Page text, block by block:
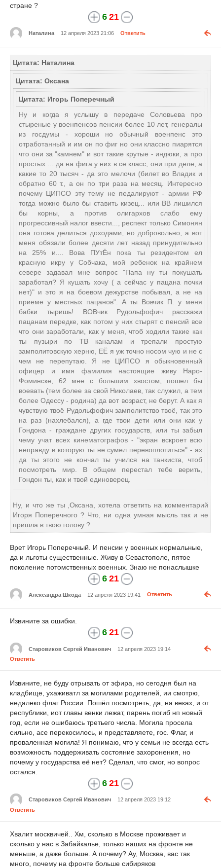
стране ?
6 21
Наталина 12 апреля 2023 21:06 Ответить
Цитата: Наталина
Цитата: Оксана
Цитата: Игорь Поперечный
Ну и когда я услышу в передаче Соловьева про
стыреные у военпенсов пенсии более 10 лет, генералы
из госдумы - хороши но обычный военпенс это
отработанный и им он по фиг но они классно пиарятся
что они за "камнем" и вот такие крутые - индюки, а про
простых ... да на фига у них в се класс, они при деле, а
какие то 20 тысяч - да это мелочи (билет во Владик и
обратно 60 т., а он по три раза на месяц. Интересно
почему ЦИПСО эту тему не педалируют - армии РФ
тогда можно было бы ставить кизец... или ВВ лишился
бы корны, а против олигархов слабо ему
прогрессивный налог ввести..., респект только Симонян
она готова делиться доходами, но добровольно, а вот
меня обязали более десяти лет назад принудительно
на 25% и.... Вова ПУтЁн пока ты резидентом ел
красную икру у Собчака, мой ребенок на крайнем
севере задавал мне вопрос "Папа ну ты покушать
заработал? Я кушать хочу ( а сейчас у пацана почки
нет)" и это я на боевом дежурстве побывал, а не на
приеме у местных пацанов". А ты Вовчик П. у меня
бабки тыришь! ВОВчик Рудольфофич расскажи
пацанам передке, как потом у них стырят с пенсий все
что они заработали, как у меня, чтоб ходили такие как
ты пузыри по ТВ каналам и трепали простую
замполитовскую херню, ЕЁ я уж точно носом чую и не с
чем не перепутаю. Я не ЦИПСО я обыкновенный
офицер и имя фамилия настоящие живу Наро-
Фоминске, 62 мне с большим хвостом, пошел бы
воевать (тем более за свой Николаев, так служил, а тем
более Одессу - родина) да вот возраст, не берут. А как я
чувствую твоё Рудольфофич замполитство твоё, так это
на раз (нахлебался), а где твои дети или они как у
Гондона - граждане других государств, или ты забыл
чему учат всех кинематографов - "экран вскроет всю
неправду в которую ты не сумел перевоплотиться" - ах
да ты этого не кончал ты учился на танкиста, чтоб
посмотреть мир. В общем перестал тебе верить,
Гондон ты, как и твой единоверец.
Ну, и что же ты ,Оксана, хотела ответить на комментарий
Игоря Поперечного ? Что, ни одна умная мысль так и не
пришла в твою голову ?
Врет Игорь Поперечный. И пенсии у военных нормальные,
да и льготы существенные. Живу в Севастополе, пятое
поколение потомственных военных. Знаю не понаслышке
6 21
Александра Шкода 12 апреля 2023 19:41 Ответить
Извините за ошибки.
6 21
Старовиков Сергей Иванович
12 апреля 2023 19:14
Ответить
Извините, не буду отрывать от эфира, но сегодня был на
кладбище, ухаживатл за могилами родителей, ии смотрю,
недалеко флаг России. Пошёл посмотреть, да, на веках, и от
республики, иот главы венки лежат, парень погиб нп новый
год, если не ошибаюсь третьего числа. Могила просела
сильно, асе перекосилось, и представляете, гос. Флаг, и
проваленная могила! Я понимаю, что у семьи не всегда есть
возможность поддерживать состояние захоронения, но
почему у государства её нет? Сделал, что смог, но вопрос
остался.
6 21
Старовиков Сергей Иванович
12 апреля 2023 19:12
Ответить
Хвалит москвичей.. Хм, сколько в Москве проживает и
сколько у нас в Забайкалье, только наших на фронте не
меньше, а даже больше. А почему? Ау, Москва, вас так
много, почему на фронте больше сибиряков